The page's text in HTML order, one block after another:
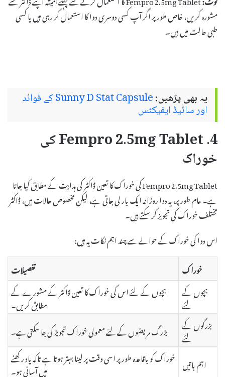
مشورہ کریں، خاص طور پر اگر آپ کسی دوسری دوا کا استعمال کر رہی ہیں یا کسی
طبی حالت میں ہیں۔
یہ بھی پڑھیں: Sunny D Stat Capsule کے فوائد
اور سائیڈ ایفیکٹس
4. Fempro 2.5mg Tablet کی
خوراک
Fempro 2.5mg Tablet کی خوراک کا تعین ڈاکٹر کی ہدایت کے مطابق کیا جاتا
ہے۔ عام طور پر، یہ دوا روزانہ ایک بار لی جاتی ہے، لیکن مخصوص حالات میں، ڈاکٹر
مختلف خوراک کی تجویز کر سکتے ہیں۔
اس دوا کی خوراک کے حوالے سے چند اہم نکات یہ ہیں:
خوراک
تفصیلات
بچوں کے
لئے
بچوں کے لئے اس کی خوراک کا تعین ڈاکٹر کے مشورے کے
مطابق کریں۔
بزرگوں کے
لئے
بزرگ مریضوں کے لئے معمولی خوراک تجویز کی جا سکتی ہے۔
اہم باتیں خوراک کو باقاعدہ طور پر اسی وقت پر لینا بہتر ہوتا ہے تاکہ یاد رکھنے
میں آسانی ہو۔